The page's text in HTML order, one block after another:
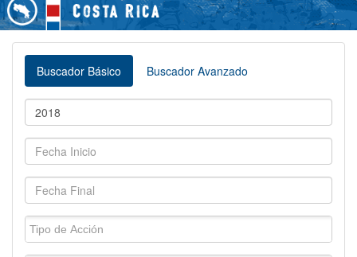
Buscador Básico Buscador Avanzado